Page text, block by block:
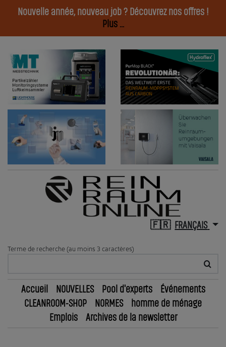
Nouvelle année, nouveau job ? Découvrez nos offres !
Plus ...
FRANÇAIS
Terme de recherche (au moins 3 caractères)
Accueil NOUVELLES Pool d'experts
Événements
CLEANROOM-SHOP
NORMES
homme de ménage
Emplois
Archives de la newsletter